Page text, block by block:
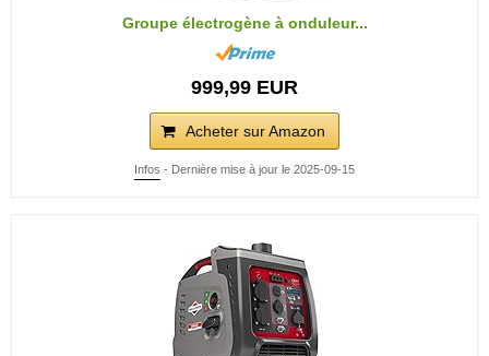
Groupe électrogène à onduleur...
999,99 EUR
Acheter sur Amazon
Infos - Dernière mise à jour le 2025-09-15